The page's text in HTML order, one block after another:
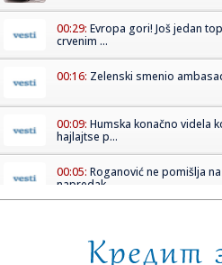
00:29: Evropa gori! Još jedan
crvenim ...
00:16: Zelenski smenio
00:09: Humska konačno videla
hajlajtse p...
00:05: Roganović ne pomišlja
napredak...